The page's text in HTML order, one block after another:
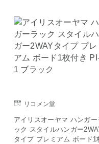
リコメン堂
アイリスオーヤマ ハンガー
ック スタイルハンガー
タイプ プレミアム ボード1